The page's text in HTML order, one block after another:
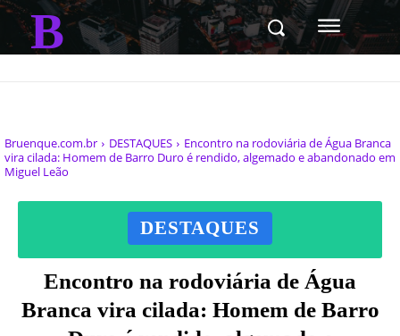
B
Bruenque.com.br DESTAQUES
Encontro na rodoviária de Água Branca
vira cilada: Homem de Barro Duro é rendido, algemado e abandonado em
Miguel Leão
DESTAQUES
Encontro na rodoviária de Água
Branca vira cilada: Homem de Barro